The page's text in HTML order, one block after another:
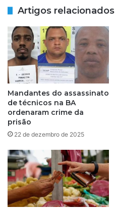
t
o
c
a
d
e
i
o
s
m
S
a
l
v
a
t
t
i
r
o
d
u
r
a
t
e
a
b
o
r
Artigos relacionados
Mandantes do assassinato
de técnicos na BA
ordenaram crime da
prisão
22 de dezembro de 2025